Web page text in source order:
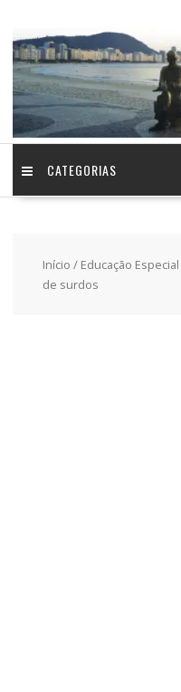
CATEGORIAS
Início / Educação Especial
de surdos